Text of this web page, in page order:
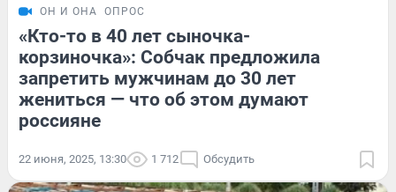
ОН И ОНА ОПРОС
«Кто-то в 40 лет сыночка-
корзиночка»: Собчак предложила
запретить мужчинам до 30 лет
жениться — что об этом думают
россияне
22 июня, 2025, 13:30 1 712 Обсудить